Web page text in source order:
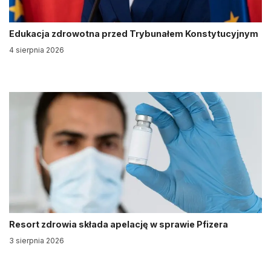
Edukacja zdrowotna przed Trybunałem Konstytucyjnym
4 sierpnia 2026
Resort zdrowia składa apelację w sprawie Pfizera
3 sierpnia 2026